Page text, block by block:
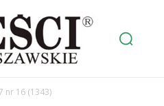
nr 16 (1343)